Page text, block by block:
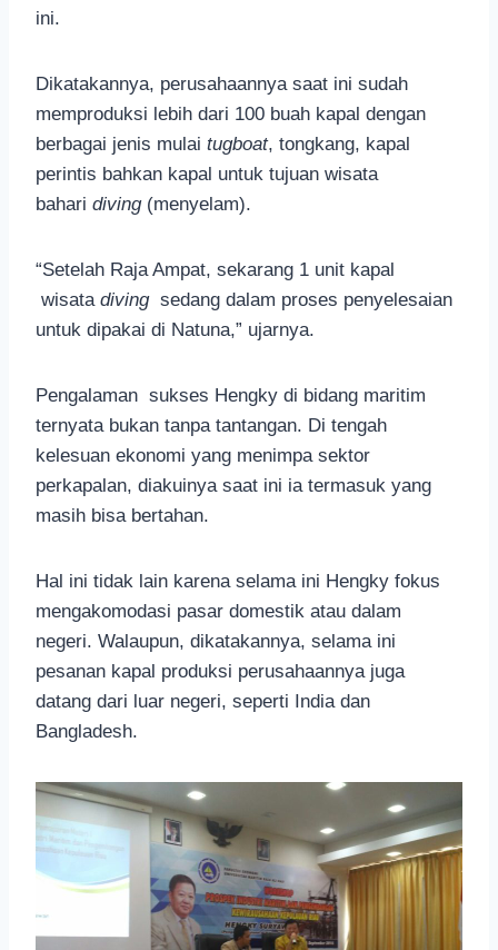
ini.
Dikatakannya, perusahaannya saat ini sudah
memproduksi lebih dari 100 buah kapal dengan
berbagai jenis mulai tugboat, tongkang, kapal
perintis bahkan kapal untuk tujuan wisata
bahari diving(menyelam).
“Setelah Raja Ampat, sekarang 1 unit kapal
wisata diving sedang dalam proses penyelesaian
untuk dipakai di Natuna,” ujarnya.
Pengalaman sukses Hengky di bidang maritim
ternyata bukan tanpa tantangan. Di tengah
kelesuan ekonomi yang menimpa sektor
perkapalan, diakuinya saat ini ia termasuk yang
masih bisa bertahan.
Hal ini tidak lain karena selama ini Hengky fokus
mengakomodasi pasar domestik atau dalam
negeri. Walaupun, dikatakannya, selama ini
pesanan kapal produksi perusahaannya juga
datang dari luar negeri, seperti India dan
Bangladesh.